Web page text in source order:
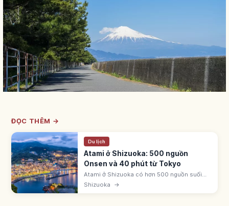
ĐỌC THÊM →
Du lịch
Atami ở Shizuoka: 500 nguồn
Onsen và 40 phút từ Tokyo
Atami ở Shizuoka có hơn 500 nguồn suối
nóng - Atami Onsen ven biển và Izusan
Shizuoka →